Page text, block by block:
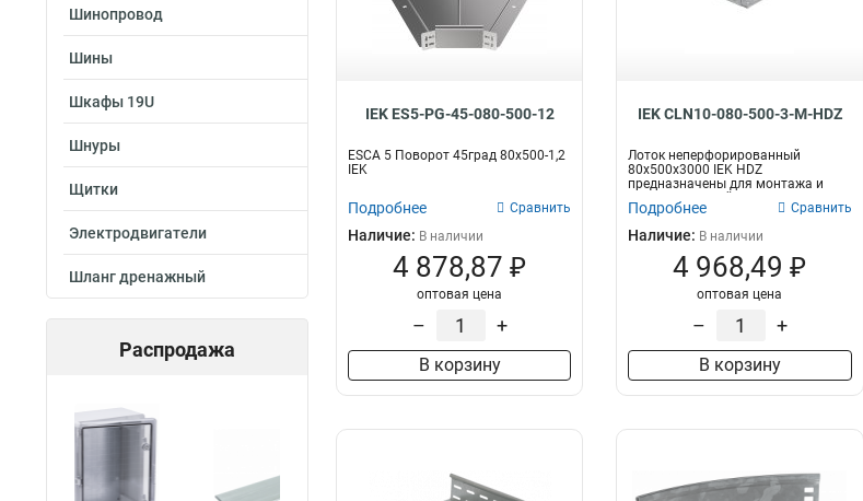
Шинопровод
Шины
Шкафы 19U
Шнуры
Щитки
Электродвигатели
Шланг дренажный
Распродажа
IEK ES5-PG-45-080-500-12
ESCA 5 Поворот 45град 80х500-1,2
IEK
Подробнее Сравнить
Наличие: В наличии
4 878,87 ₽
оптовая цена
– +
В корзину
IEK CLN10-080-500-3-M-HDZ
Лоток неперфорированный
80х500х3000 IEK HDZ
предназначены для монтажа и
защиты силовой и слабот...
Подробнее Сравнить
Наличие: В наличии
4 968,49 ₽
оптовая цена
– +
В корзину